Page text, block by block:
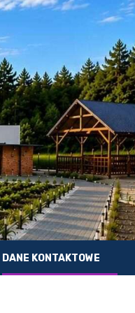
DANE KONTAKTOWE